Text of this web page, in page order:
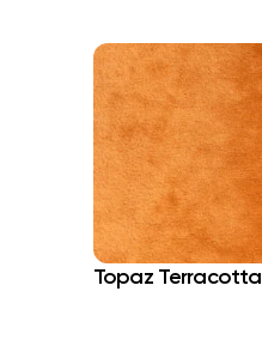
Topaz Terracotta